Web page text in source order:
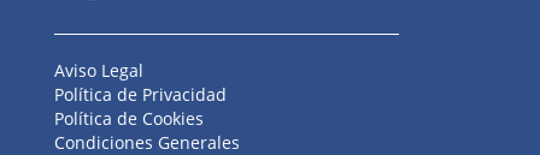
Aviso Legal
Política de Privacidad
Política de Cookies
Condiciones Generales